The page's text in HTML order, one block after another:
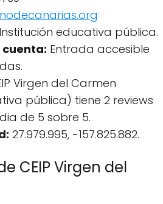
Institución educativa pública.
cuenta: Entrada accesible
Virgen del Carmen
pública) tiene 2 reviews
de 5 sobre 5.
27.979.995, -157.825.882.
CEIP Virgen del